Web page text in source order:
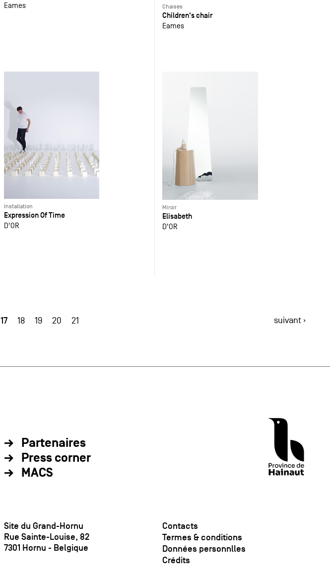
Eames Chaises
Children's chair
Eames
Installation
Expression Of Time
D'OR
Miroir
Elisabeth
D'OR
17 18 19 20 21 suivant ›
Partenaires
Press corner
MACS
Site du Grand-Hornu
Rue Sainte-Louise, 82
7301 Hornu - Belgique
Contacts
Termes & conditions
Données personnlles
Crédits